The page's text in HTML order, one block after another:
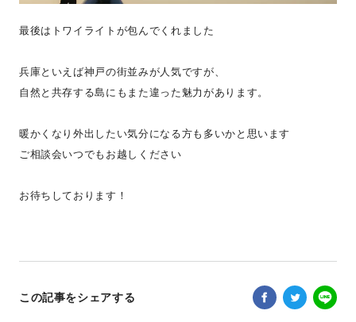
最後はトワイライトが包んでくれました
兵庫といえば神戸の街並みが人気ですが、
自然と共存する島にもまた違った魅力があります。
暖かくなり外出したい気分になる方も多いかと思います
ご相談会いつでもお越しください
お待ちしております！
この記事をシェアする